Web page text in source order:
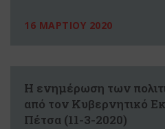
16 ΜΑΡΤΙΟΥ 2020
Η ενημέρωση των
από τον Κυβερνητικό
Πέτσα (11-3-2020)